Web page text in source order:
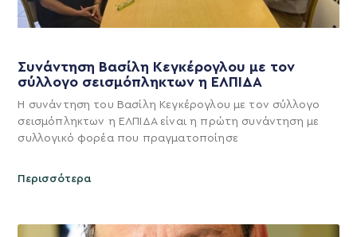
Συνάντηση Βασίλη Κεγκέρογλου με τον
σύλλογο σεισμόπληκτων η ΕΛΠΙΔΑ
Η συνάντηση του Βασίλη Κεγκέρογλου με τον σύλλογο
σεισμόπληκτων η ΕΛΠΙΔΑ είναι η πρώτη συνάντηση με
συλλογικό φορέα που πραγματοποίησε
Περισσότερα